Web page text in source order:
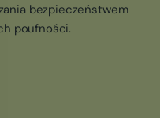
bezpieczeństwem
poufności.